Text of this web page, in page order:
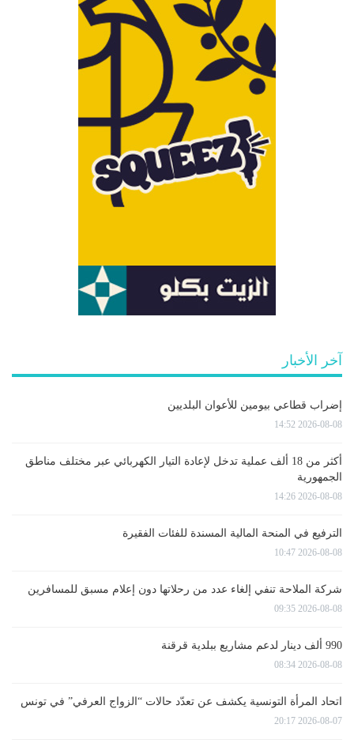
آخر الأخبار
إضراب قطاعي بيومين للأعوان البلديين
2026-08-08 14:52
أكثر من 18 ألف عملية تدخل لإعادة التيار الكهربائي عبر مختلف مناطق
الجمهورية
2026-08-08 14:26
الترفيع في المنحة المالية المسندة للفئات الفقيرة
2026-08-08 10:47
شركة الملاحة تنفي إلغاء عدد من رحلاتها دون إعلام مسبق للمسافرين
2026-08-08 09:35
990 ألف دينار لدعم مشاريع ببلدية قرقنة
2026-08-08 08:34
اتحاد المرأة التونسية يكشف عن تعدّد حالات “الزواج العرفي” في تونس
2026-08-07 20:17